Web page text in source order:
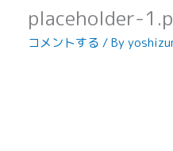
placeholder-
コメントする / By